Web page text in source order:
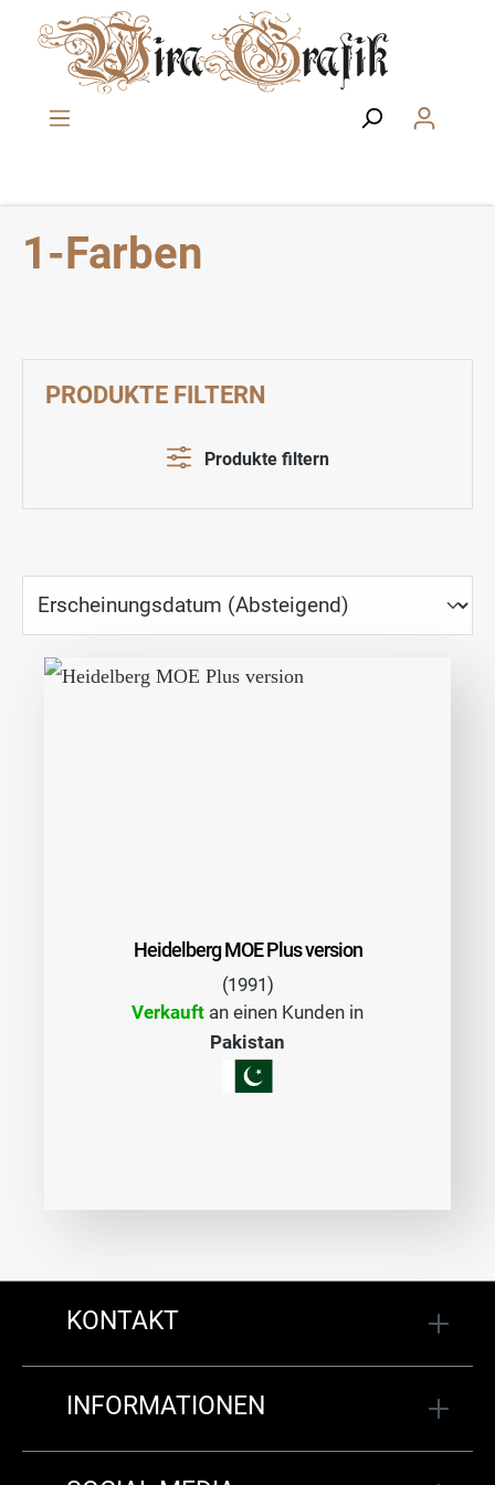
Zum Hauptinhalt springen
1-Farben
PRODUKTE FILTERN
Produkte filtern
Heidelberg MOE Plus version
(1991)
Verkauft an einen Kunden in
Pakistan
KONTAKT
INFORMATIONEN